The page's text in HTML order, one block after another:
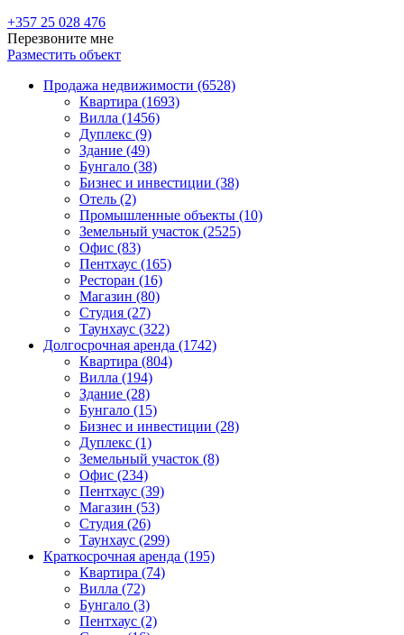
+357 25 028 476
Перезвоните мне
Разместить объект
Продажа недвижимости (6528)
Квартира (1693)
Вилла (1456)
Дуплекс (9)
Здание (49)
Бунгало (38)
Бизнес и инвестиции (38)
Отель (2)
Промышленные объекты (10)
Земельный участок (2525)
Офис (83)
Пентхаус (165)
Ресторан (16)
Магазин (80)
Студия (27)
Таунхаус (322)
Долгосрочная аренда (1742)
Квартира (804)
Вилла (194)
Здание (28)
Бунгало (15)
Бизнес и инвестиции (28)
Дуплекс (1)
Земельный участок (8)
Офис (234)
Пентхаус (39)
Магазин (53)
Студия (26)
Таунхаус (299)
Краткосрочная аренда (195)
Квартира (74)
Вилла (72)
Бунгало (3)
Пентхаус (2)